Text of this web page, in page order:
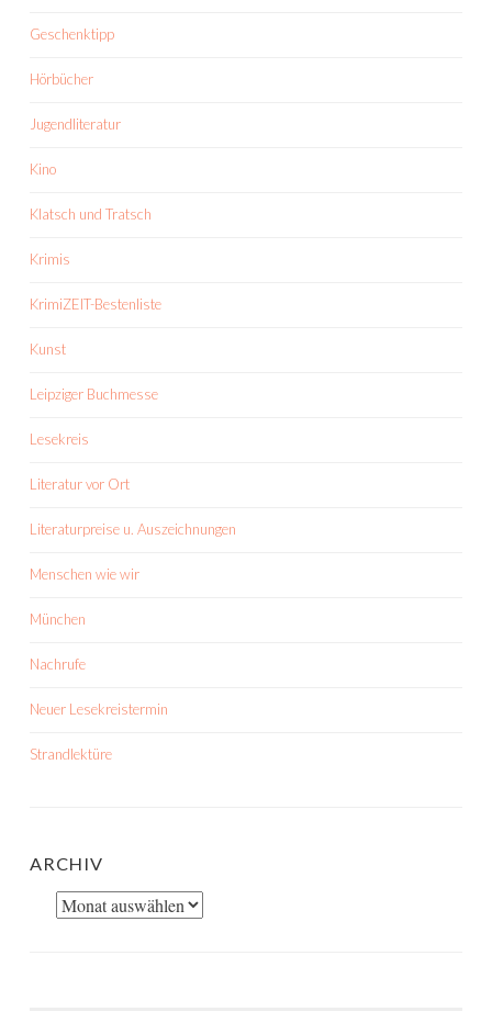
Geschenktipp
Hörbücher
Jugendliteratur
Kino
Klatsch und Tratsch
Krimis
KrimiZEIT-Bestenliste
Kunst
Leipziger Buchmesse
Lesekreis
Literatur vor Ort
Literaturpreise u. Auszeichnungen
Menschen wie wir
München
Nachrufe
Neuer Lesekreistermin
Strandlektüre
ARCHIV
Archiv